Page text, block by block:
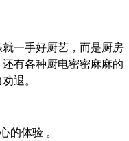
一手好厨艺，而是厨房
有各种厨电密密麻麻的
退。
的体验 。